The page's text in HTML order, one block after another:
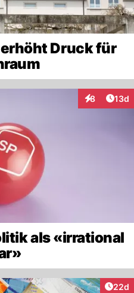
Druck für
8
Interaktionen
13d
als «irrational
22d